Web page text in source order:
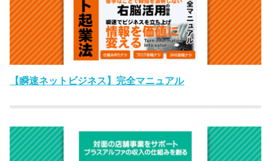
【瞬速ネットビジネス】完全マニュアル